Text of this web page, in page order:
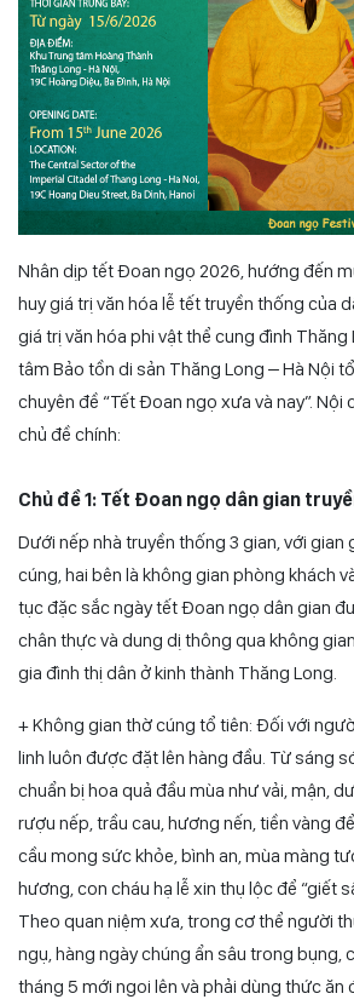
Nhân dịp tết Đoan ngọ 2026, hướng đến
huy giá trị văn hóa lễ tết truyền thống của
giá trị văn hóa phi vật thể cung đình Thăng
tâm Bảo tồn di sản Thăng Long – Hà Nội
chuyên đề “Tết Đoan ngọ xưa và nay”.
chủ đề chính:
Chủ đề 1: Tết Đoan ngọ dân gian
Dưới nếp nhà truyền thống 3 gian, với
cúng, hai bên là không gian phòng khách
tục đặc sắc ngày tết Đoan ngọ dân gian
chân thực và dung dị thông qua không
gia đình thị dân ở kinh thành Thăng Long.
+ Không gian thờ cúng tổ tiên: Đối với
linh luôn được đặt lên hàng đầu. Từ sáng
chuẩn bị hoa quả đầu mùa như vải, mận,
rượu nếp, trầu cau, hương nến, tiền vàng
cầu mong sức khỏe, bình an, mùa màng
hương, con cháu hạ lễ xin thụ lộc để “giết
Theo quan niệm xưa, trong cơ thể người
ngụ, hàng ngày chúng ẩn sâu trong bụng,
tháng 5 mới ngoi lên và phải dùng thức ăn